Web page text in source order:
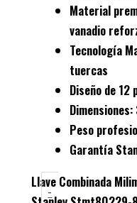
Material
vanadio
Tecnología
tuercas
Diseño de 12
Dimensiones:
Peso
Garantía
-
Llave Combinada